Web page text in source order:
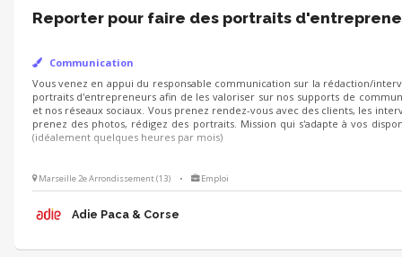
Reporter pour faire des portraits
Communication
Vous venez en appui du responsable communication sur la
d'entrepreneurs afin de les valoriser sur nos supports de
Vous prenez rendez-vous avec des clients, les interviewez, prenez des
Mission qui s'adapte à vos disponibilités (idéalement quelques heures par
Marseille 2e Arrondissement (13) • Emploi
Adie Paca & Corse